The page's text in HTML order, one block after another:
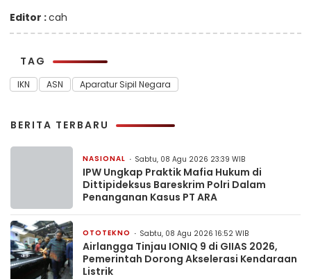
Editor :cah
TAG
IKN ASN Aparatur Sipil Negara
BERITA TERBARU
NASIONAL Sabtu, 08 Agu 2026 23:39 WIB
IPW Ungkap Praktik Mafia Hukum di
Dittipideksus Bareskrim Polri Dalam
Penanganan Kasus PT ARA
OTOTEKNO Sabtu, 08 Agu 2026 16:52 WIB
Airlangga Tinjau IONIQ 9 di GIIAS 2026,
Pemerintah Dorong Akselerasi Kendaraan
Listrik